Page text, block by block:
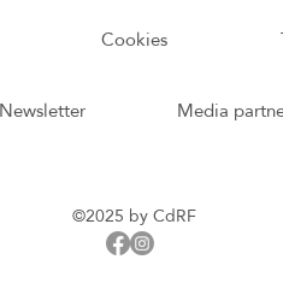
Cookies
Newsletter Media
©2025 by CdRF